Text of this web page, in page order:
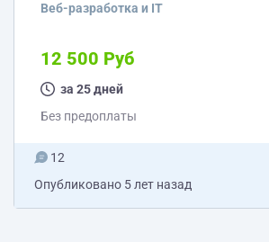
информации. Тз и ссылку на сайт
Веб-разработка и IT
12 500 Руб
за 25 дней
Без предоплаты
12
Опубликовано 5 лет назад